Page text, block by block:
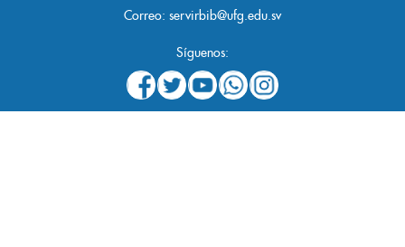
Correo: servirbib@ufg.edu.sv
Síguenos: